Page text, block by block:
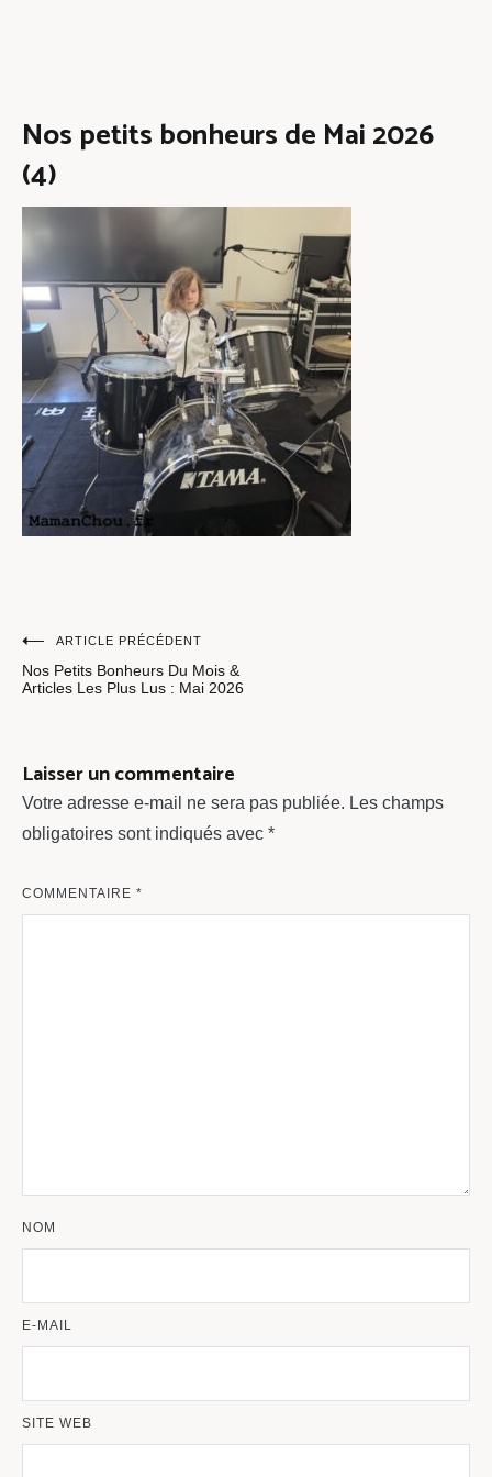
Nos petits bonheurs de Mai 2026
(4)
Navigation
de
ARTICLE PRÉCÉDENT
Nos Petits Bonheurs Du Mois &
Articles Les Plus Lus : Mai 2026
Laisser un commentaire
Votre adresse e-mail ne sera pas publiée. Les champs
obligatoires sont indiqués avec *
COMMENTAIRE *
NOM
E-MAIL
SITE WEB